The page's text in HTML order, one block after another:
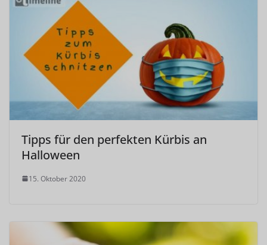
Tipps für den perfekten Kürbis an
Halloween
15. Oktober 2020